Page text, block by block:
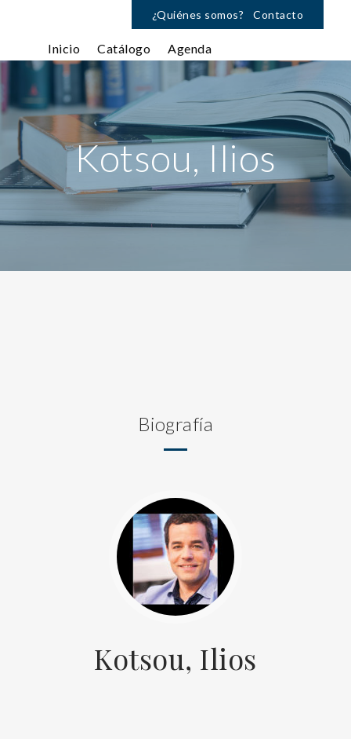
¿Quiénes somos? Contacto
Inicio Catálogo Agenda
Kotsou, Ilios
Biografía
Kotsou, Ilios